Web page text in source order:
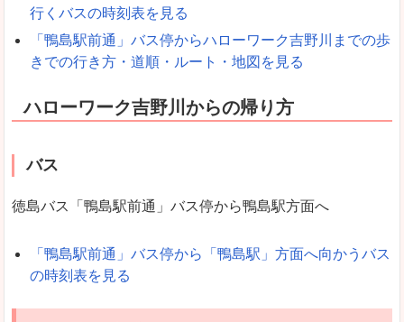
行くバスの時刻表を見る
「鴨島駅前通」バス停からハローワーク吉野川までの歩
きでの行き方・道順・ルート・地図を見る
ハローワーク吉野川からの帰り方
バス
徳島バス「鴨島駅前通」バス停から鴨島駅方面へ
「鴨島駅前通」バス停から「鴨島駅」方面へ向かうバス
の時刻表を見る